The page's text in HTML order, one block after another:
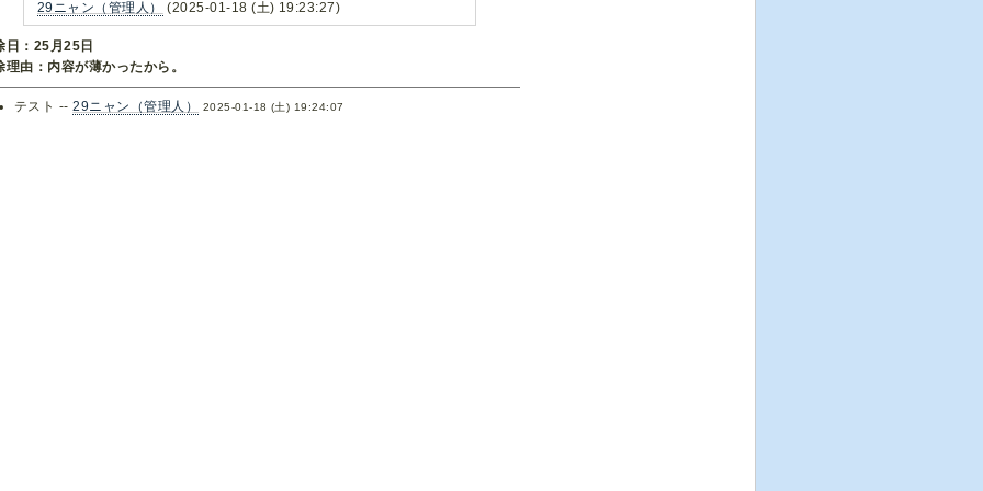
29ニャン（管理人） (2025-01-18 (土) 19:23:27)
日：25月25日
理由：内容が薄かったから。
テスト --29ニャン（管理人） 2025-01-18 (土) 19:24:07